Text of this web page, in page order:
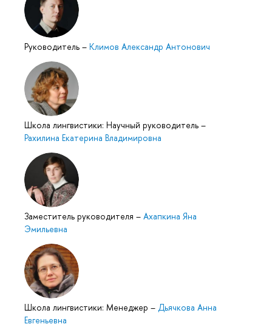
Руководитель – Климов Александр Антонович
Школа лингвистики: Научный руководитель –
Рахилина Екатерина Владимировна
Заместитель руководителя – Ахапкина Яна
Эмильевна
Школа лингвистики: Менеджер – Дьячкова Анна
Евгеньевна